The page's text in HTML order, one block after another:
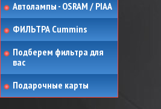
Автолампы - OSRAM / PIAA
ФИЛЬТРА Cummins
Подберем фильтра для
вас
Подарочные карты